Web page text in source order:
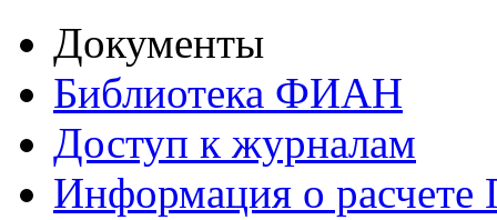
Документы
Библиотека ФИАН
Доступ к журналам
Информация о